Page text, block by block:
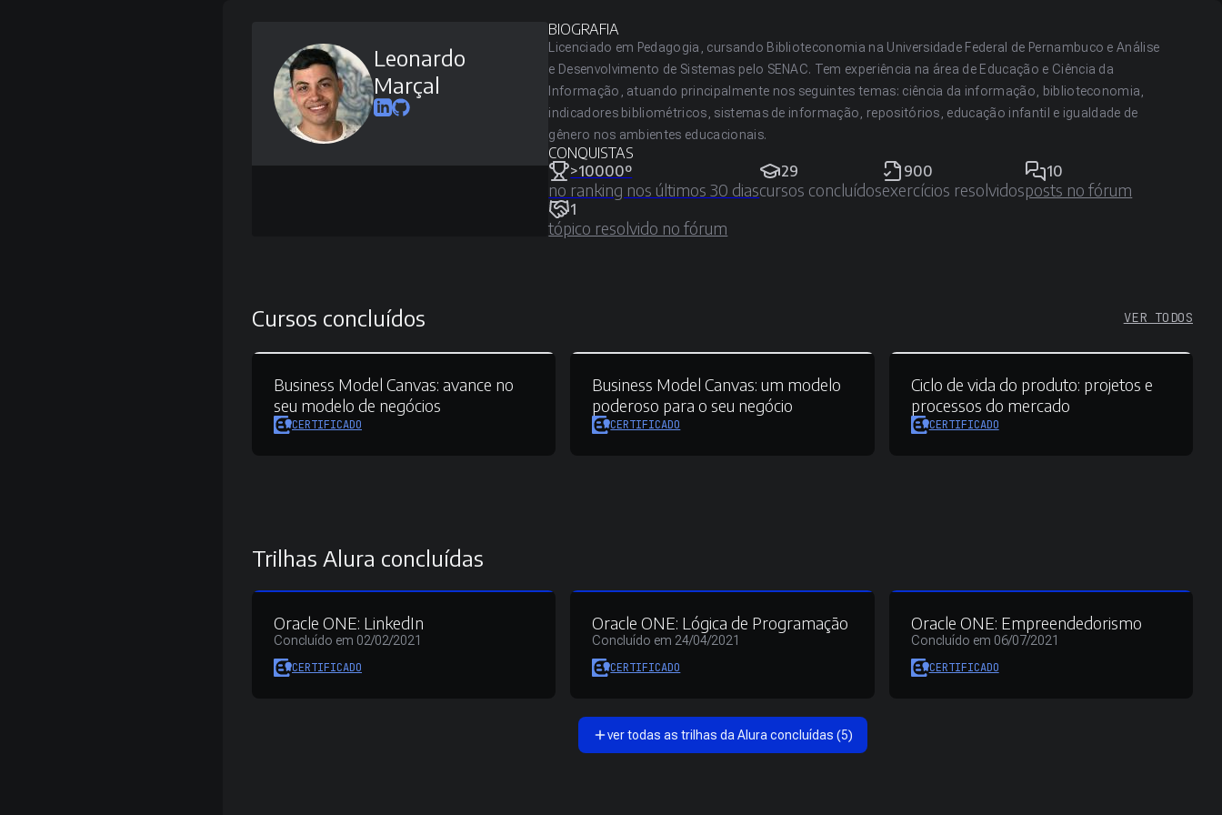
Leonardo
Marçal
BIOGRAFIA
Licenciado em Pedagogia, cursando Biblioteconomia na Universidade Federal de Pernambuco e Análise
e Desenvolvimento de Sistemas pelo SENAC. Tem experiência na área de Educação e Ciência da
Informação, atuando principalmente nos seguintes temas: ciência da informação, biblioteconomia,
indicadores bibliométricos, sistemas de informação, repositórios, educação infantil e igualdade de
gênero nos ambientes educacionais.
CONQUISTAS
>10000º
no ranking nos últimos 30 dias
29
cursos concluídos
900
exercícios resolvidos
10
posts no fórum
1
tópico resolvido no fórum
Cursos concluídos VER TODOS
Business Model Canvas: avance no
seu modelo de negócios
CERTIFICADO
Business Model Canvas: um modelo
poderoso para o seu negócio
CERTIFICADO
Ciclo de vida do produto: projetos e
processos do mercado
CERTIFICADO
Trilhas Alura concluídas
Oracle ONE: LinkedIn
Concluído em 02/02/2021
CERTIFICADO
Oracle ONE: Lógica de Programação
Concluído em 24/04/2021
CERTIFICADO
Oracle ONE: Empreendedorismo
Concluído em 06/07/2021
CERTIFICADO
ver todas as trilhas da Alura concluídas (5)